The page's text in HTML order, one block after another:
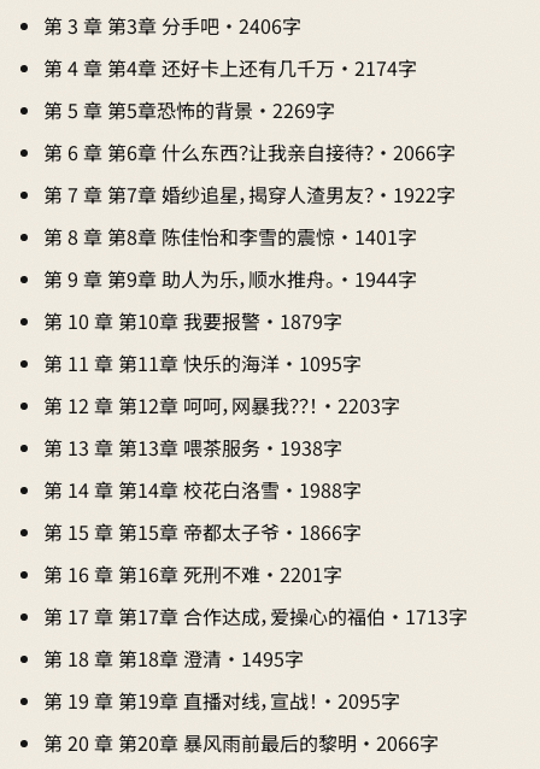
第 3 章 第3章 分手吧 · 2406字
第 4 章 第4章 还好卡上还有几千万 · 2174字
第 5 章 第5章恐怖的背景 · 2269字
第 6 章 第6章 什么东西？让我亲自接待？ · 2066字
第 7 章 第7章 婚纱追星，揭穿人渣男友？ · 1922字
第 8 章 第8章 陈佳怡和李雪的震惊 · 1401字
第 9 章 第9章 助人为乐，顺水推舟。 · 1944字
第 10 章 第10章 我要报警 · 1879字
第 11 章 第11章 快乐的海洋 · 1095字
第 12 章 第12章 呵呵，网暴我？？！ · 2203字
第 13 章 第13章 喂茶服务 · 1938字
第 14 章 第14章 校花白洛雪 · 1988字
第 15 章 第15章 帝都太子爷 · 1866字
第 16 章 第16章 死刑不难 · 2201字
第 17 章 第17章 合作达成，爱操心的福伯 · 1713字
第 18 章 第18章 澄清 · 1495字
第 19 章 第19章 直播对线，宣战！ · 2095字
第 20 章 第20章 暴风雨前最后的黎明 · 2066字